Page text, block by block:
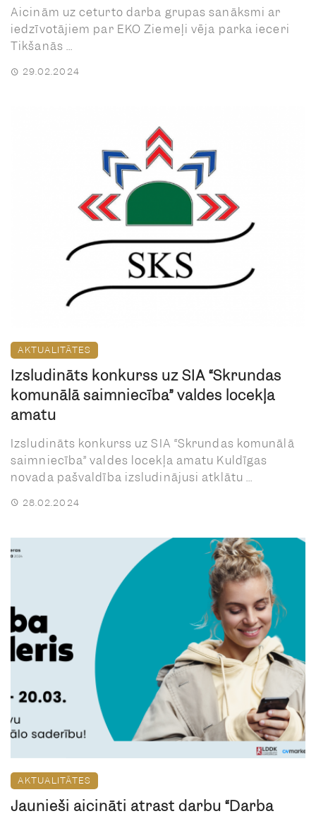
Aicinām uz ceturto darba grupas sanāksmi ar
iedzīvotājiem par EKO Ziemeļi vēja parka ieceri
Tikšanās ...
29.02.2024
AKTUALITĀTES
Izsludināts konkurss uz SIA “Skrundas
komunālā saimniecība” valdes locekļa
amatu
Izsludināts konkurss uz SIA “Skrundas komunālā
saimniecība” valdes locekļa amatu Kuldīgas
novada pašvaldība izsludinājusi atklātu ...
28.02.2024
AKTUALITĀTES
Jaunieši aicināti atrast darbu “Darba